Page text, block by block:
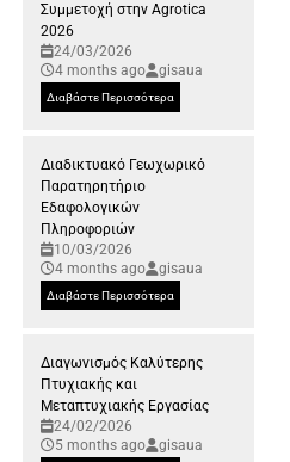
Συμμετοχή στην Agrotica
2026
24/03/2026
4 months ago
gisaua
Διαβάστε Περισσότερα
Διαδικτυακό Γεωχωρικό
Παρατηρητήριο
Εδαφολογικών
Πληροφοριών
10/03/2026
4 months ago
gisaua
Διαβάστε Περισσότερα
Διαγωνισμός Καλύτερης
Πτυχιακής και
Μεταπτυχιακής Εργασίας
24/02/2026
5 months ago
gisaua